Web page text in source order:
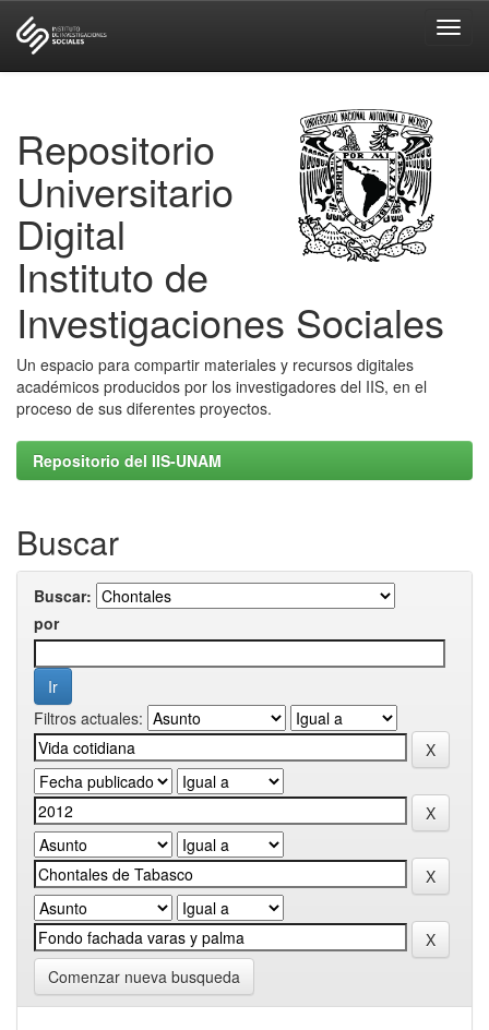
Repositorio
Universitario
Digital
Instituto de
Investigaciones Sociales
Un espacio para compartir materiales y recursos digitales
académicos producidos por los investigadores del IIS, en el
proceso de sus diferentes proyectos.
Repositorio del IIS-UNAM
Buscar
Buscar:
por
Filtros actuales:
Comenzar nueva busqueda